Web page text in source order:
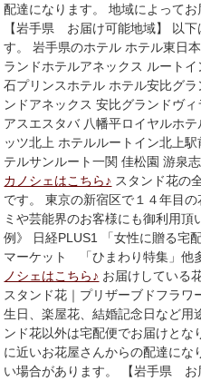
配達になります。 地域によってお
【岩手県 お届け可能地域】 以
す。 岩手県のホテル ホテル東日
ランドホテルアネックス ルート
石プリンスホテル ホテル安比グ
ンドアネックス 安比グランドヴ
アスエスタバ 八幡平ロイヤルホ
ッツ北上 ホテルルートイン北上
テルサンルート一関 佳松園 游泉
カノシェはこちら♪ スタンド花の
です。 東京の新宿区で１４年目
ミや芸能界のお客様にも御利用
例》 日経PLUS1 「女性に贈る宅
マーケット 「ひまわり特集」他
ノシェはこちら♪ お届けしている
スタンド花｜プリザーブドフラ
生日、楽屋花、結婚記念日など用
ンド花以外は宅配便でお届けと
に近いお花屋さんからの配達にな
い場合があります。 【岩手県 お